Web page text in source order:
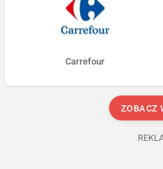
Carrefour
ZOBACZ